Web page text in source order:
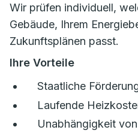
Wir prüfen individuell,
Gebäude, Ihrem
Zukunftsplänen passt.
Ihre Vorteile
Staatliche
Laufende
Unabhängigkeit